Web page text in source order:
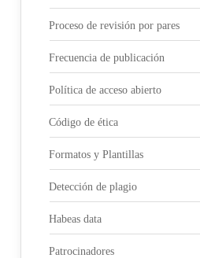
Proceso de revisión por pares
Frecuencia de publicación
Política de acceso abierto
Código de ética
Formatos y Plantillas
Detección de plagio
Habeas data
Patrocinadores